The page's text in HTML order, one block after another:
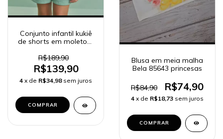
Conjunto infantil kukiê
de shorts em moletom
89586
R$189,90
R$139,90
4 x de R$34,98 sem juros
COMPRAR
Blusa em meia malha
Bela 85643 princesas
R$84,90 R$74,90
4 x de R$18,73 sem juros
COMPRAR